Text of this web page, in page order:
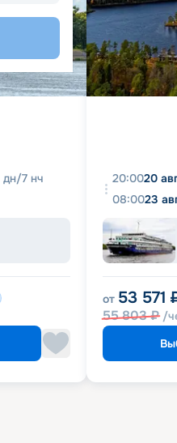
дн/7 нч
20:0020
08:0023
от 53 571
55 803₽ /